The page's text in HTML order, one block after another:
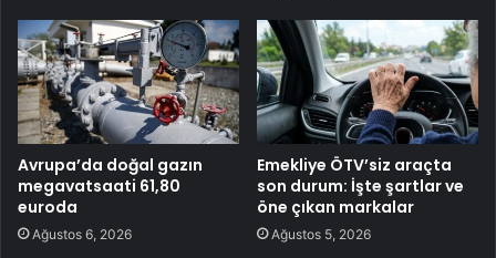
Avrupa’da doğal gazın
megavatsaati 61,80
euroda
Ağustos 6, 2026
Emekliye ÖTV’siz araçta
son durum: İşte şartlar ve
öne çıkan markalar
Ağustos 5, 2026